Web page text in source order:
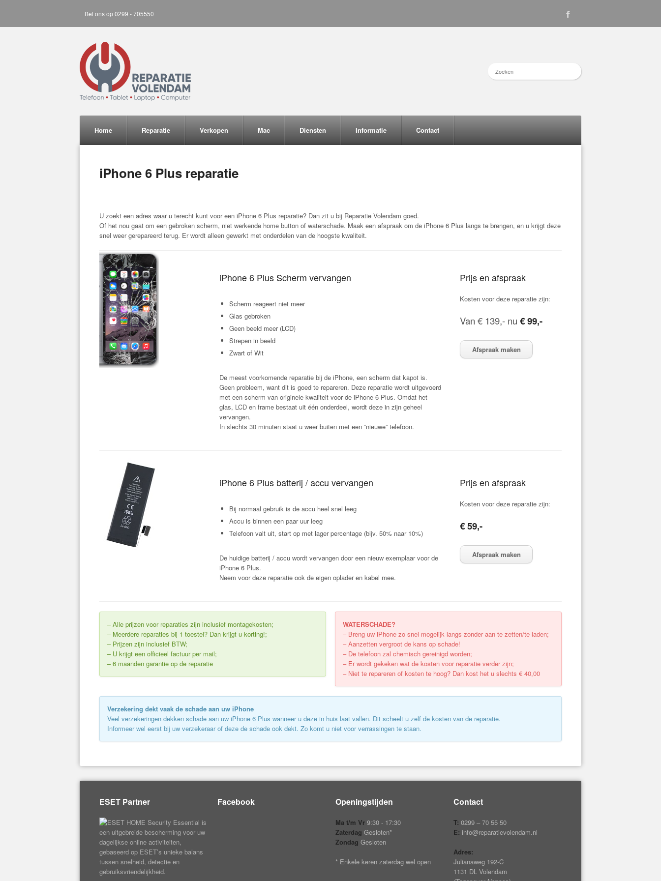
Bel ons op 0299 - 705550
Home Reparatie Verkopen Mac Diensten Informatie Contact
iPhone 6 Plus reparatie
U zoekt een adres waar u terecht kunt voor een iPhone 6 Plus reparatie? Dan zit u bij Reparatie Volendam goed.
Of het nou gaat om een gebroken scherm, niet werkende home button of waterschade. Maak een afspraak om de iPhone 6 Plus langs te brengen, en u krijgt deze
snel weer gerepareerd terug. Er wordt alleen gewerkt met onderdelen van de hoogste kwaliteit.
iPhone 6 Plus Scherm vervangen
Scherm reageert niet meer
Glas gebroken
Geen beeld meer (LCD)
Strepen in beeld
Zwart of Wit
De meest voorkomende reparatie bij de iPhone, een scherm dat kapot is.
Geen probleem, want dit is goed te repareren. Deze reparatie wordt uitgevoerd
met een scherm van originele kwaliteit voor de iPhone 6 Plus. Omdat het
glas, LCD en frame bestaat uit één onderdeel, wordt deze in zijn geheel
vervangen.
In slechts 30 minuten staat u weer buiten met een “nieuwe” telefoon.
Prijs en afspraak
Kosten voor deze reparatie zijn:
Van € 139,- nu € 99,-
Afspraak maken
iPhone 6 Plus batterij / accu vervangen
Bij normaal gebruik is de accu heel snel leeg
Accu is binnen een paar uur leeg
Telefoon valt uit, start op met lager percentage (bijv. 50% naar 10%)
De huidige batterij / accu wordt vervangen door een nieuw exemplaar voor de
iPhone 6 Plus.
Neem voor deze reparatie ook de eigen oplader en kabel mee.
Prijs en afspraak
Kosten voor deze reparatie zijn:
€ 59,-
Afspraak maken
– Alle prijzen voor reparaties zijn inclusief montagekosten;
– Meerdere reparaties bij 1 toestel? Dan krijgt u korting!;
– Prijzen zijn inclusief BTW;
– U krijgt een officieel factuur per mail;
– 6 maanden garantie op de reparatie
WATERSCHADE?
– Breng uw iPhone zo snel mogelijk langs zonder aan te zetten/te laden;
– Aanzetten vergroot de kans op schade!
– De telefoon zal chemisch gereinigd worden;
– Er wordt gekeken wat de kosten voor reparatie verder zijn;
– Niet te repareren of kosten te hoog? Dan kost het u slechts € 40,00
Verzekering dekt vaak de schade aan uw iPhone
Veel verzekeringen dekken schade aan uw iPhone 6 Plus wanneer u deze in huis laat vallen. Dit scheelt u zelf de kosten van de reparatie.
Informeer wel eerst bij uw verzekeraar of deze de schade ook dekt. Zo komt u niet voor verrassingen te staan.
ESET Partner Facebook Openingstijden
Ma t/m Vr 9:30 - 17:30
Zaterdag Gesloten*
Zondag Gesloten
* Enkele keren zaterdag wel open
Contact
T: 0299 – 70 55 50
E: info@reparatievolendam.nl
Adres:
Julianaweg 192-C
1131 DL Volendam